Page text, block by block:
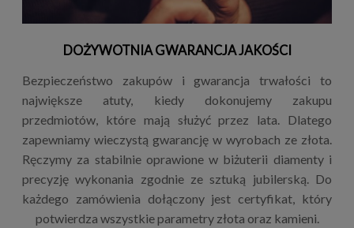
DOŻYWOTNIA GWARANCJA JAKOŚCI
Bezpieczeństwo zakupów i gwarancja trwałości to
największe atuty, kiedy dokonujemy zakupu
przedmiotów, które mają służyć przez lata. Dlatego
zapewniamy wieczystą gwarancję w wyrobach ze złota.
Ręczymy za stabilnie oprawione w biżuterii diamenty i
precyzję wykonania zgodnie ze sztuką jubilerską. Do
każdego zamówienia dołączony jest certyfikat, który
potwierdza wszystkie parametry złota oraz kamieni.